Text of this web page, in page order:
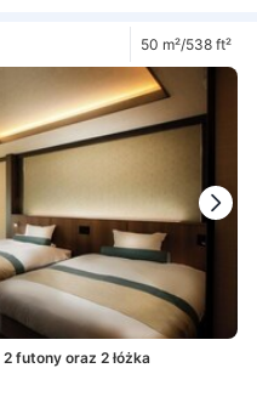
50 m²/538 ft²
2 futony oraz 2 łóżka